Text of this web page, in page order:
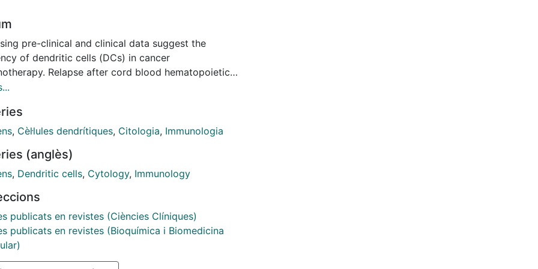
pre-clinical and clinical data suggest the
of dendritic cells (DCs) in cancer
Relapse after cord blood hematopoietic
(CBHP) transplantation is an unresolved
relapse treatments, but the low number of CBHP
their use for DC generation.
, Cèl·lules dendrítiques, Citologia, Immunologia
(anglès)
, Dendritic cells, Cytology, Immunology
publicats en revistes (Ciències Clíniques)
publicats en revistes (Bioquímica i Biomedicina